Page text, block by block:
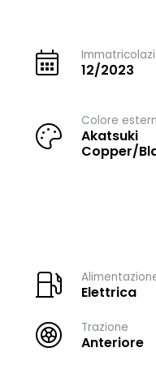
12/2023
Colore
Akatsuki
Copper/
Elettrica
Trazione
Anteriore